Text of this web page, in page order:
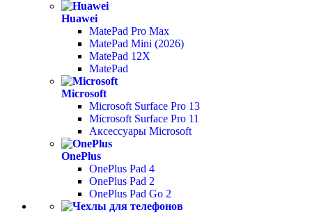
Huawei
MatePad Pro Max
MatePad Mini (2026)
MatePad 12X
MatePad
Microsoft
Microsoft Surface Pro 13
Microsoft Surface Pro 11
Аксессуары Microsoft
OnePlus
OnePlus Pad 4
OnePlus Pad 2
OnePlus Pad Go 2